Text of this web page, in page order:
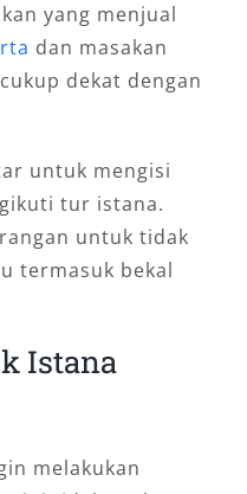
yang menjual
dan masakan
dekat dengan
untuk mengisi
tur istana.
untuk tidak
termasuk bekal
Istana
melakukan